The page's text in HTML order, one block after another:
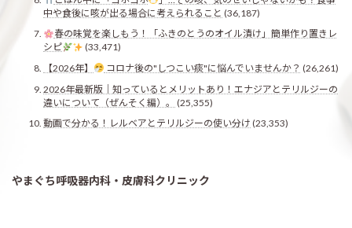
中や食後に咳が出る場合に考えられること (36,187)
春の味覚を楽しもう！「ふきのとうのオイル漬け」簡単作り置きレ
シピ
(33,471)
【2026年】
コロナ後の"しつこい痰"に悩んでいませんか？ (26,261)
2026年最新版｜知っているとメリットあり！エナジアとテリルジーの
違いについて（ぜんそく編）。
(25,355)
動画で分かる！レルベアとテリルジーの使い分け (23,353)
やまぐち呼吸器内科・皮膚科クリニック